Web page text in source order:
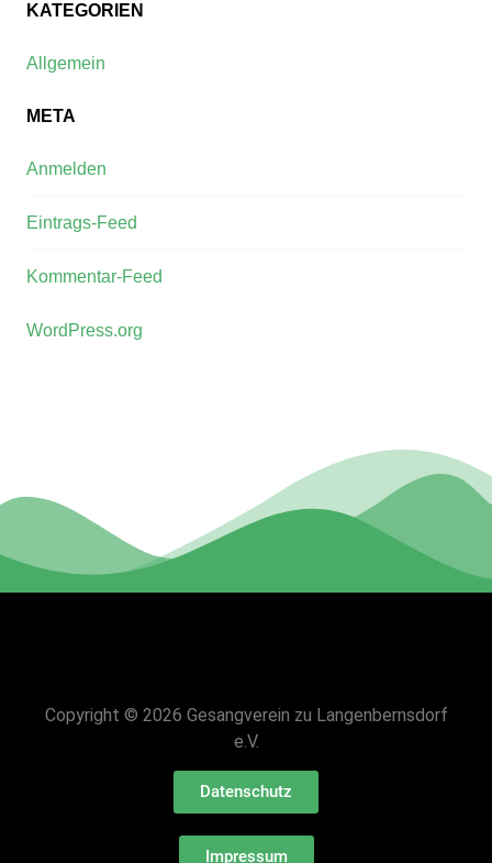
KATEGORIEN
Allgemein
META
Anmelden
Eintrags-Feed
Kommentar-Feed
WordPress.org
Copyright © 2026 Gesangverein zu Langenbernsdorf
e.V.
Datenschutz
Impressum